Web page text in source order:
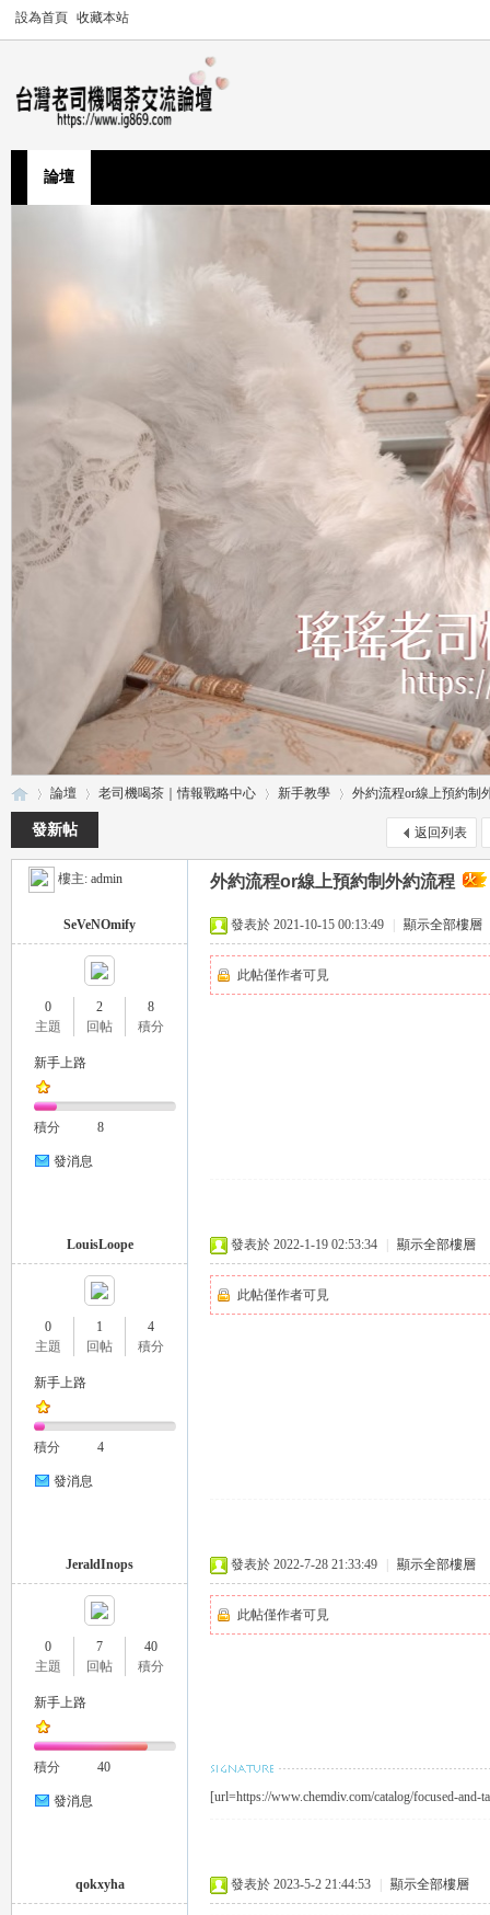
設為首頁 收藏本站
論壇
»
論壇
›
老司機喝茶｜情報戰略中心
›
新手教學
›
外約流程or線上預約制
返回列表
發新帖
樓主: admin 外約流程or線上預約制外約流程
SeVeNOmify
0
主題
2
回帖
8
積分
新手上路
積分 8
發消息
發表於 2021-10-15 00:13:49 顯示全部樓層
此帖僅作者可見
LouisLoope
0
主題
1
回帖
4
積分
新手上路
積分 4
發消息
發表於 2022-1-19 02:53:34 顯示全部樓層
此帖僅作者可見
JeraldInops
0
主題
7
回帖
40
積分
新手上路
積分 40
發消息
發表於 2022-7-28 21:33:49 顯示全部樓層
此帖僅作者可見
[url=https://www.chemdiv.com/catalog/focused-and-
qokxyha 發表於 2023-5-2 21:44:53 顯示全部樓層